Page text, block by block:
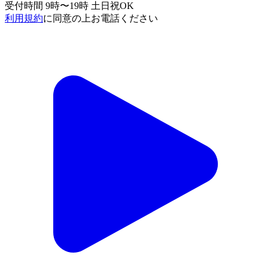
受付時間 9時〜19時 土日祝OK
利用規約に同意の上お電話ください